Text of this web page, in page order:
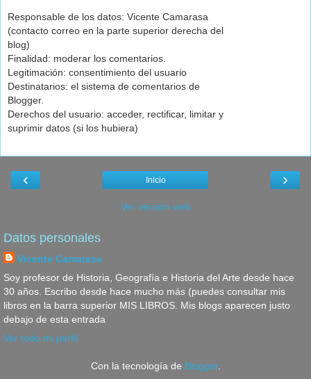
Responsable de los datos: Vicente Camarasa
(contacto correo en la parte superior derecha del
blog)
Finalidad: moderar los comentarios.
Legitimación: consentimiento del usuario
Destinatarios: el sistema de comentarios de
Blogger.
Derechos del usuario: acceder, rectificar, limitar y
suprimir datos (si los hubiera)
‹ ›
Inicio
Ver versión web
Datos personales
Vicente Camarasa
Soy profesor de Historia, Geografía e Historia del Arte desde hace
30 años. Escribo desde hace mucho más (puedes consultar mis
libros en la barra superior MIS LIBROS. Mis blogs aparecen justo
debajo de esta entrada
Ver todo mi perfil
Con la tecnología de Blogger.